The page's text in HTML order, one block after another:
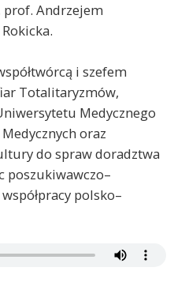
Andrzejem
i szefem
Totalitaryzmów,
Medycznego
oraz
do spraw doradztwa
poszukiwawczo–
polsko–